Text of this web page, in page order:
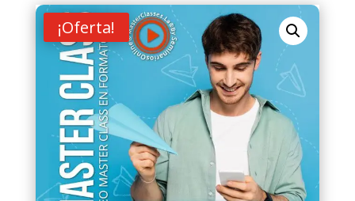
4.00de
5 en
base a
valoraci
ón de
cliente
¡Oferta!